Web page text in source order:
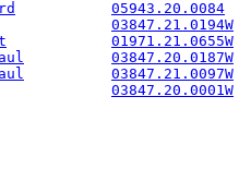
05943.20.0084
03847.21.0194W
01971.21.0655W
03847.20.0187W
03847.21.0097W
03847.20.0001W